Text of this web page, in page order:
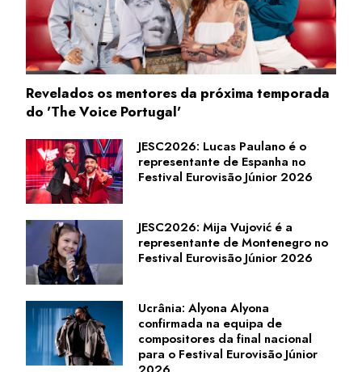
Revelados os mentores da próxima temporada
do 'The Voice Portugal'
JESC2026: Lucas Paulano é o
representante de Espanha no
Festival Eurovisão Júnior 2026
JESC2026: Mija Vujović é a
representante de Montenegro no
Festival Eurovisão Júnior 2026
Ucrânia: Alyona Alyona
confirmada na equipa de
compositores da final nacional
para o Festival Eurovisão Júnior